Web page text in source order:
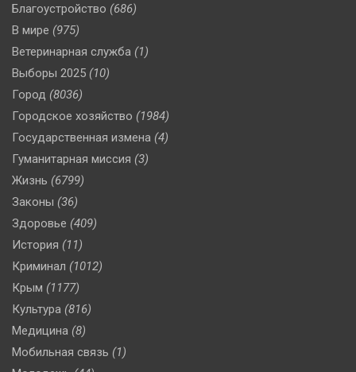
Благоустройство (686)
В мире (975)
Ветеринарная служба (1)
Выборы 2025 (10)
Город (8036)
Городское хозяйство (1984)
Государственная измена (4)
Гуманитарная миссия (3)
Жизнь (6799)
Законы (36)
Здоровье (409)
История (11)
Криминал (1012)
Крым (1177)
Культура (816)
Медицина (8)
Мобильная связь (1)